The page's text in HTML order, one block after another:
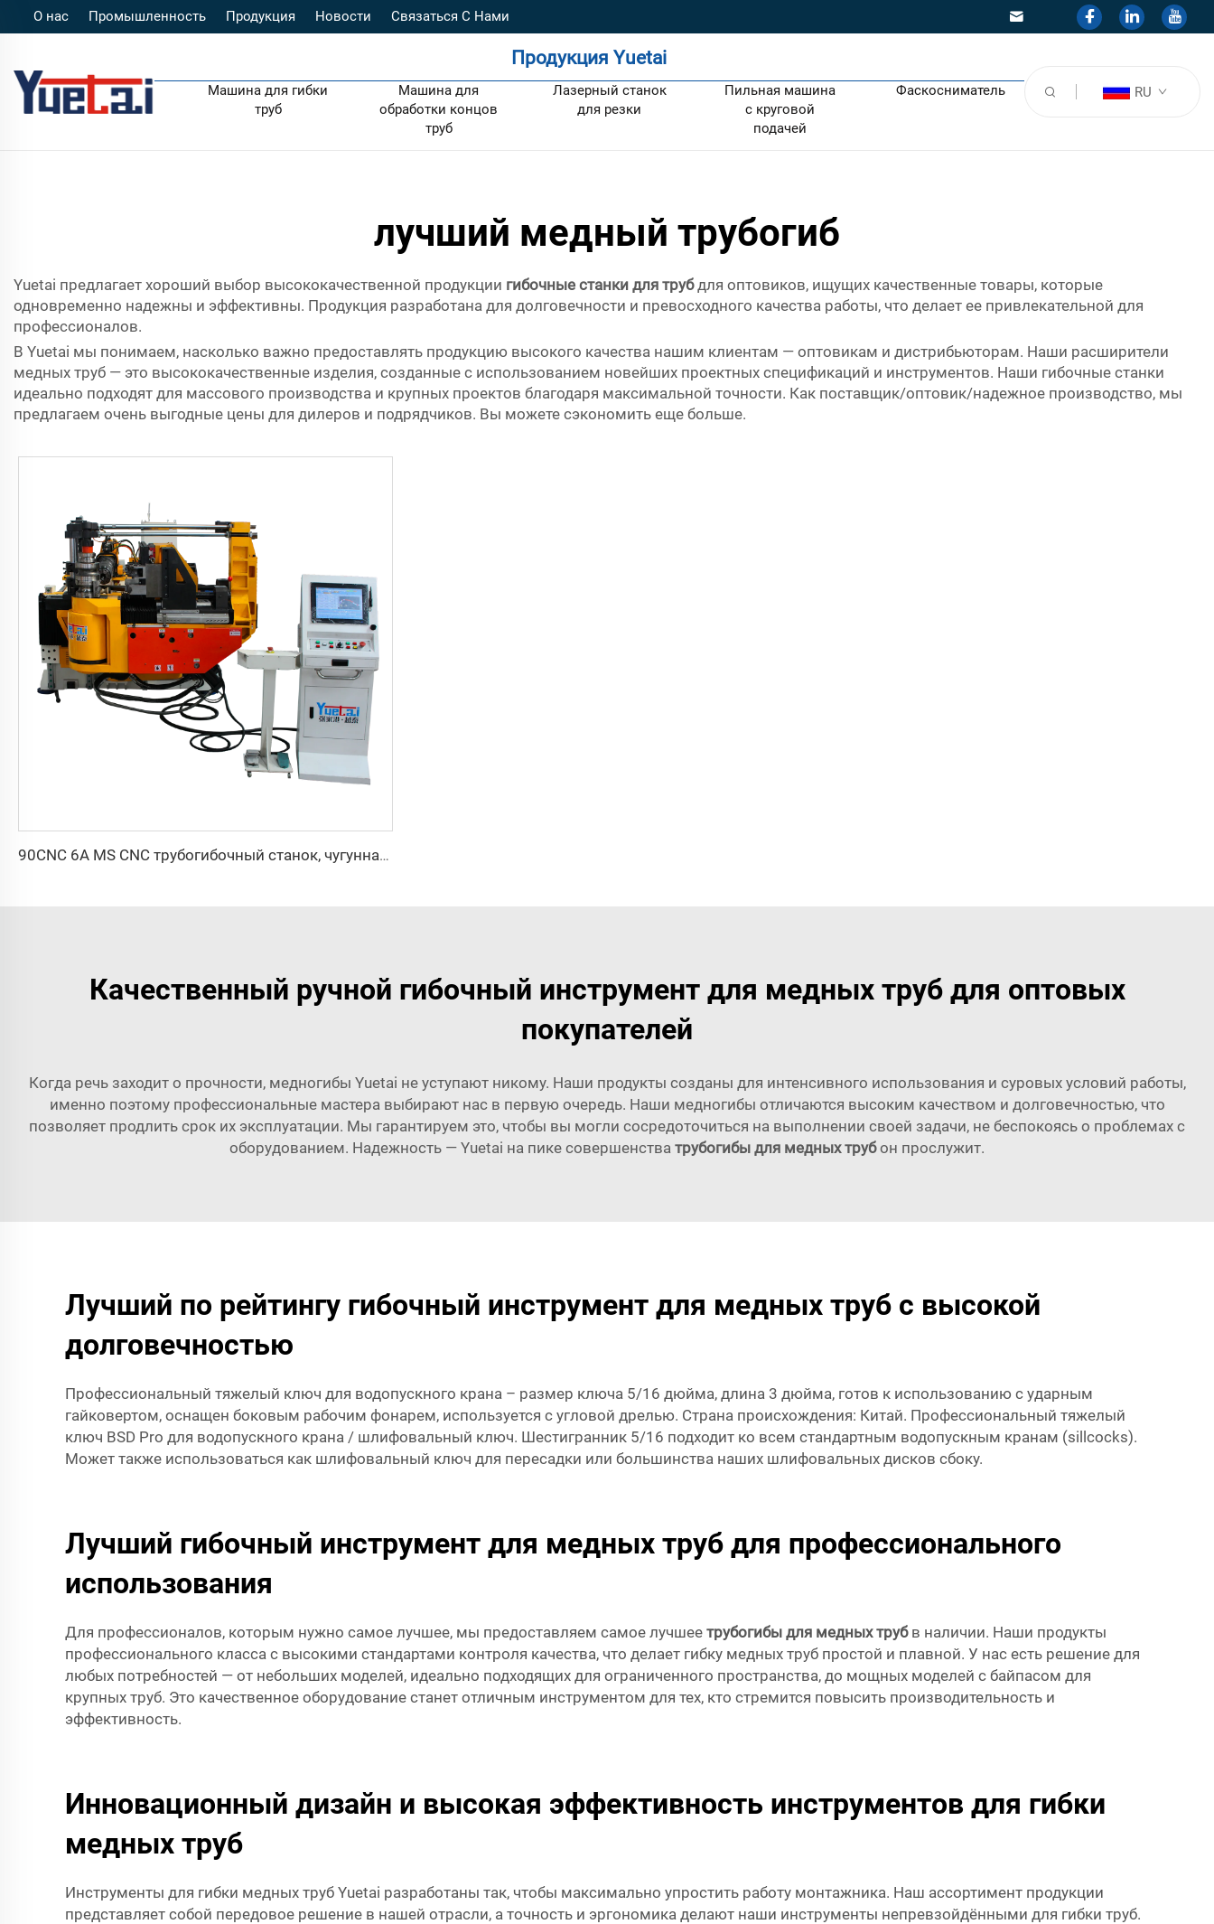
О нас Промышленность Продукция Новости Связаться С Нами
Продукция Yuetai
Машина для гибки
труб
Машина для
обработки концов
труб
Лазерный станок
для резки
Пильная машина
с круговой
подачей
Фаскосниматель RU
лучший медный трубогиб
Yuetai предлагает хороший выбор высококачественной продукции гибочные станки для трубдля оптовиков, ищущих качественные товары, которые
одновременно надежны и эффективны. Продукция разработана для долговечности и превосходного качества работы, что делает ее привлекательной для
профессионалов.
В Yuetai мы понимаем, насколько важно предоставлять продукцию высокого качества нашим клиентам — оптовикам и дистрибьюторам. Наши расширители
медных труб — это высококачественные изделия, созданные с использованием новейших проектных спецификаций и инструментов. Наши гибочные станки
идеально подходят для массового производства и крупных проектов благодаря максимальной точности. Как поставщик/оптовик/надежное производство, мы
предлагаем очень выгодные цены для дилеров и подрядчиков. Вы можете сэкономить еще больше.
90CNC 6A MS CNC трубогибочный станок, чугунная квадратная трубогибочная машина с двигателем для алюминия и нержавеющей латунной трубы
Качественный ручной гибочный инструмент для медных труб для оптовых
покупателей
Когда речь заходит о прочности, медногибы Yuetai не уступают никому. Наши продукты созданы для интенсивного использования и суровых условий работы,
именно поэтому профессиональные мастера выбирают нас в первую очередь. Наши медногибы отличаются высоким качеством и долговечностью, что
позволяет продлить срок их эксплуатации. Мы гарантируем это, чтобы вы могли сосредоточиться на выполнении своей задачи, не беспокоясь о проблемах с
оборудованием. Надежность — Yuetai на пике совершенства трубогибы для медных трубон прослужит.
Лучший по рейтингу гибочный инструмент для медных труб с высокой
долговечностью
Профессиональный тяжелый ключ для водопускного крана – размер ключа 5/16 дюйма, длина 3 дюйма, готов к использованию с ударным
гайковертом, оснащен боковым рабочим фонарем, используется с угловой дрелью. Страна происхождения: Китай. Профессиональный тяжелый
ключ BSD Pro для водопускного крана / шлифовальный ключ. Шестигранник 5/16 подходит ко всем стандартным водопускным кранам (sillcocks).
Может также использоваться как шлифовальный ключ для пересадки или большинства наших шлифовальных дисков сбоку.
Лучший гибочный инструмент для медных труб для профессионального
использования
Для профессионалов, которым нужно самое лучшее, мы предоставляем самое лучшее трубогибы для медных труб в наличии. Наши продукты
профессионального класса с высокими стандартами контроля качества, что делает гибку медных труб простой и плавной. У нас есть решение для
любых потребностей — от небольших моделей, идеально подходящих для ограниченного пространства, до мощных моделей с байпасом для
крупных труб. Это качественное оборудование станет отличным инструментом для тех, кто стремится повысить производительность и
эффективность.
Инновационный дизайн и высокая эффективность инструментов для гибки
медных труб
Инструменты для гибки медных труб Yuetai разработаны так, чтобы максимально упростить работу монтажника. Наш ассортимент продукции
представляет собой передовое решение в нашей отрасли, а точность и эргономика делают наши инструменты непревзойдёнными для гибки труб.